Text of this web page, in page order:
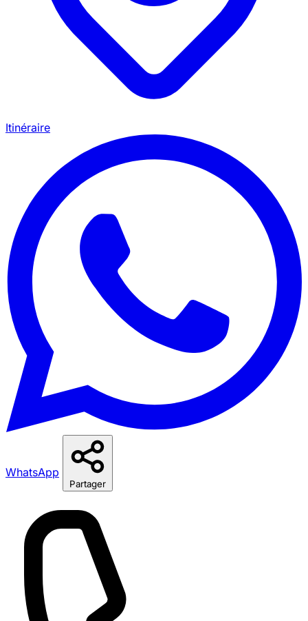
Itinéraire
WhatsApp
Partager